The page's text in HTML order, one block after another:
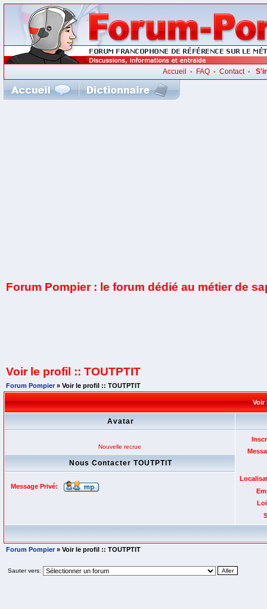
Accueil • FAQ •Contact•
Forum Pompier : le forum dédié au métier de
Voir le profil :: TOUTPTIT
Forum Pompier» Voir le profil :: TOUTPTIT
Voir
Avatar
Nouvelle recrue
Nous Contacter TOUTPTIT
Message Privé:
Forum Pompier» Voir le profil :: TOUTPTIT
Sauter vers: